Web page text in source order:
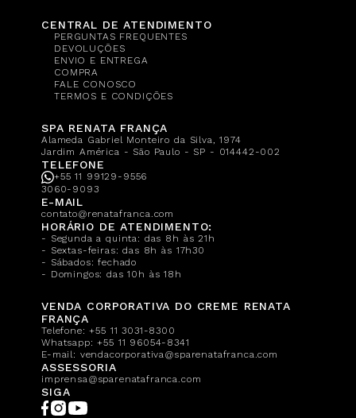
CENTRAL DE ATENDIMENTO
PERGUNTAS FREQUENTES
DEVOLUÇÕES
ENVIO E ENTREGA
COMPRA
FALE CONOSCO
TERMOS E CONDIÇÕES
SPA RENATA FRANÇA
Alameda Gabriel Monteiro da Silva, 1974
Jardim América - São Paulo - SP - 014442-002
TELEFONE
+55 11 99129-9556
3060-9093
E-MAIL
contato@renatafranca.com
HORÁRIO DE ATENDIMENTO:
- Segunda a quinta: das 8h às 21h
- Sextas-feiras: das 8h às 17h30
- Sábados: fechado
- Domingos: das 10h às 18h
VENDA CORPORATIVA DO CREME RENATA
FRANÇA
Telefone:+55 11 3031-8300
Whatsapp:+55 11 96054-8341
E-mail: vendacorporativa@sparenatafranca.com
ASSESSORIA
imprensa@sparenatafranca.com
SIGA